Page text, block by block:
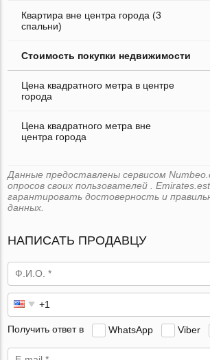
Квартира вне центра города (3
спальни)
Стоимость покупки недвижимости
Цена квадратного метра в центре
города
Цена квадратного метра вне
центра города
Данные предоставлены сервисом
опросов своих пользователей .
гарантировать достоверность и
данных.
НАПИСАТЬ ПРОДАВЦУ
Получить ответ в WhatsApp Viber